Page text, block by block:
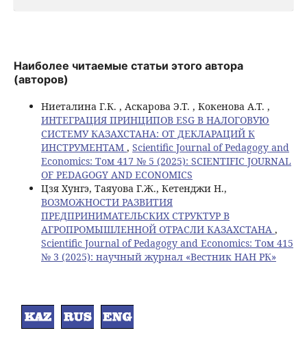
Наиболее читаемые статьи этого автора
(авторов)
Ниеталина Г.К. , Аскарова Э.Т. , Кокенова А.Т. ,
ИНТЕГРАЦИЯ ПРИНЦИПОВ ESG В НАЛОГОВУЮ
СИСТЕМУ КАЗАХСТАНА: ОТ ДЕКЛАРАЦИЙ К
ИНСТРУМЕНТАМ , Scientific Journal of Pedagogy and
Economics: Том 417 № 5 (2025): SCIENTIFIC JOURNAL
OF PEDAGOGY AND ECONOMICS
Цзя Хунгэ, Таяуова Г.Ж., Кетенджи Н.,
ВОЗМОЖНОСТИ РАЗВИТИЯ
ПРЕДПРИНИМАТЕЛЬСКИХ СТРУКТУР В
АГРОПРОМЫШЛЕННОЙ ОТРАСЛИ КАЗАХСТАНА ,
Scientific Journal of Pedagogy and Economics: Том 415
№ 3 (2025): научный журнал «Вестник НАН РК»